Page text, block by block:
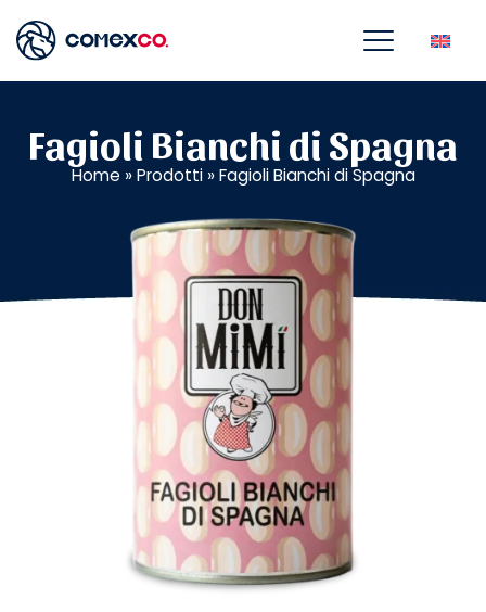
Fagioli Bianchi di Spagna
Home »Prodotti»Fagioli Bianchi di Spagna